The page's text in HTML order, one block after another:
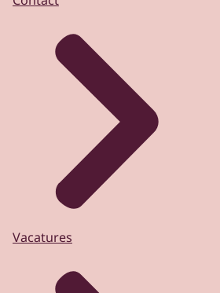
Vacatures